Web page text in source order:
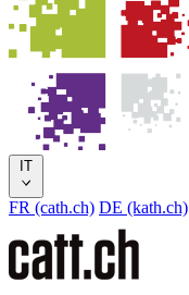
IT
FR (cath.ch) DE (kath.ch)